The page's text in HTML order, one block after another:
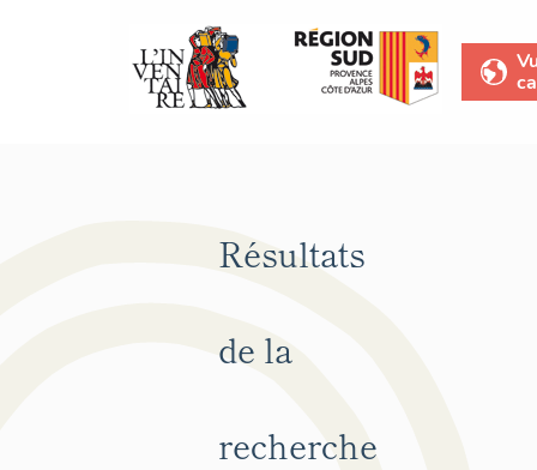
Résultats
de la
recherche